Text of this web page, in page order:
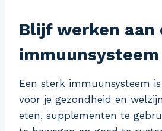
Blijf werken aan
immuunsysteem
Een sterk immuunsysteem
voor je gezondheid en
eten, supplementen te